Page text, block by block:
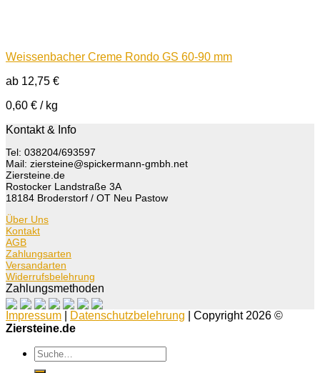
Weissenbacher Creme Rondo GS 60-90 mm
ab 12,75 €
0,60 € / kg
Kontakt & Info
Tel: 038204/693597
Mail: ziersteine@spickermann-gmbh.net
Ziersteine.de
Rostocker Landstraße 3A
18184 Broderstorf / OT Neu Pastow
Über Uns
Kontakt
AGB
Zahlungsarten
Versandarten
Widerrufsbelehrung
Zahlungsmethoden
Impressum Datenschutzbelehrung | Copyright 2026 ©
Ziersteine.de
Suche
nach: